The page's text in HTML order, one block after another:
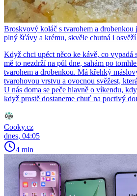
Broskvový koláč s tvarohem a
plný šťávy a krému, skvěle chutná i osvěží
Když chci upéct něco ke kávě, co vypadá
mě to nezdrží na půl dne, sahám po
tvarohem a drobenkou. Má křehký
tvarohovou vrstvu a ovocnou svěžest,
U nás doma se peče hlavně o víkendu,
když prostě dostaneme chuť na poctivý
Cooky.cz
dnes, 04:05
4 min